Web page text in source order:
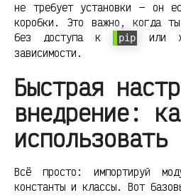
не требует установки — он
коробки. Это важно, когда
без доступа к
pip
или
зависимости.
Быстрая
внедрение:
Всё просто: импортируй
константы и классы. Вот